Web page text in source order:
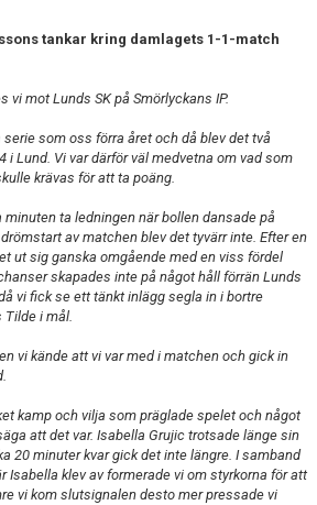
tankar kring damlagets 1-1-match
vi mot Lunds SK på Smörlyckans IP.
som oss förra året och då blev det två
i Lund. Vi var därför väl medvetna om vad som
krävas för att ta poäng.
minuten ta ledningen när bollen dansade på
av matchen blev det tyvärr inte. Efter en
ut sig ganska omgående med en viss fördel
skapades inte på något håll förrän Lunds
vi fick se ett tänkt inlägg segla in i bortre
Tilde i mål.
vi kände att vi var med i matchen och gick in
kamp och vilja som präglade spelet och något
att det var. Isabella Grujic trotsade länge sin
20 minuter kvar gick det inte längre. I samband
Isabella klev av formerade vi om styrkorna för att
vi kom slutsignalen desto mer pressade vi